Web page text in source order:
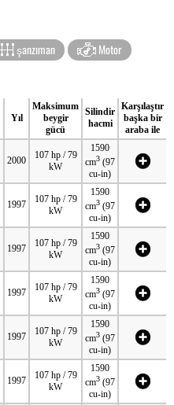
şanzıman Motor
Yıl
Maksimum
beygir
gücü
Silindir
hacmi
Karşılaştır
başka bir
araba ile
2000
107 hp / 79
kW
1590
cm3 (97
cu-in)
1997
107 hp / 79
kW
1590
cm3 (97
cu-in)
1997
107 hp / 79
kW
1590
cm3 (97
cu-in)
1997
107 hp / 79
kW
1590
cm3 (97
cu-in)
1997
107 hp / 79
kW
1590
cm3 (97
cu-in)
1997
107 hp / 79
kW
1590
cm3 (97
cu-in)